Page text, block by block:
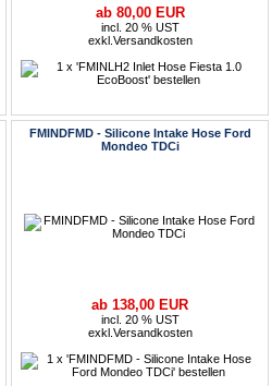
ab 80,00 EUR
incl. 20 % UST
exkl. Versandkosten
FMINDFMD - Silicone Intake Hose Ford
Mondeo TDCi
ab 138,00 EUR
incl. 20 % UST
exkl. Versandkosten